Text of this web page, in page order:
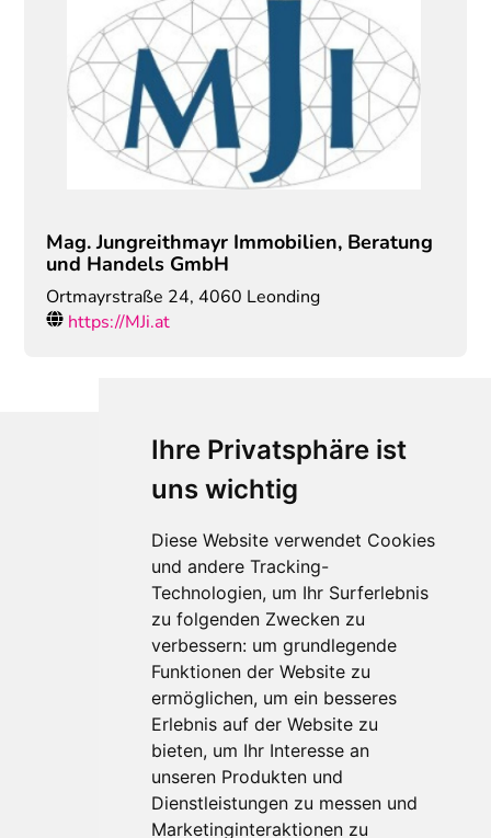
Ihre Privatsphäre ist
uns wichtig
Diese Website verwendet Cookies
und andere Tracking-
Technologien, um Ihr Surferlebnis
zu folgenden Zwecken zu
verbessern: um grundlegende
Funktionen der Website zu
ermöglichen, um ein besseres
Erlebnis auf der Website zu
bieten, um Ihr Interesse an
unseren Produkten und
Dienstleistungen zu messen und
Marketinginteraktionen zu
Mag. Jungreithmayr Immobilien, Beratung
und Handels GmbH
Ortmayrstraße 24,4060 Leonding
https://MJi.at
Für Makler:innen
Über Uns
Vorteile
Kontakt
Software Partner
Teilnahme
FAQ